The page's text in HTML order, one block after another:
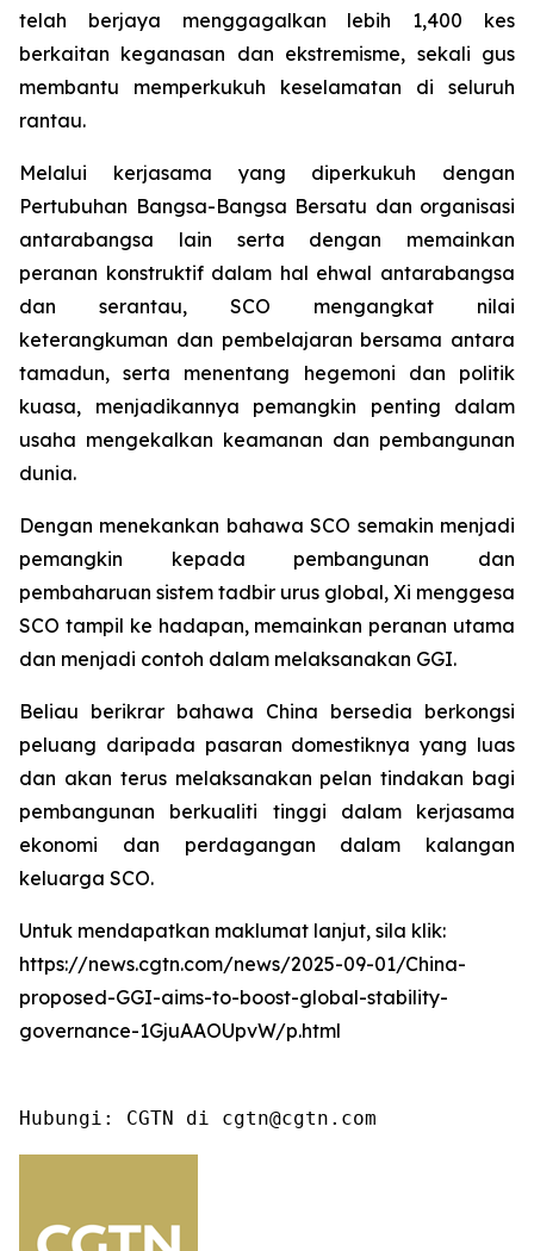
telah berjaya menggagalkan lebih 1,400 kes
berkaitan keganasan dan ekstremisme, sekali gus
membantu memperkukuh keselamatan di seluruh
rantau.
Melalui kerjasama yang diperkukuh dengan
Pertubuhan Bangsa-Bangsa Bersatu dan organisasi
antarabangsa lain serta dengan memainkan
peranan konstruktif dalam hal ehwal antarabangsa
dan serantau, SCO mengangkat nilai
keterangkuman dan pembelajaran bersama antara
tamadun, serta menentang hegemoni dan politik
kuasa, menjadikannya pemangkin penting dalam
usaha mengekalkan keamanan dan pembangunan
dunia.
Dengan menekankan bahawa SCO semakin menjadi
pemangkin kepada pembangunan dan
pembaharuan sistem tadbir urus global, Xi menggesa
SCO tampil ke hadapan, memainkan peranan utama
dan menjadi contoh dalam melaksanakan GGI.
Beliau berikrar bahawa China bersedia berkongsi
peluang daripada pasaran domestiknya yang luas
dan akan terus melaksanakan pelan tindakan bagi
pembangunan berkualiti tinggi dalam kerjasama
ekonomi dan perdagangan dalam kalangan
keluarga SCO.
Untuk mendapatkan maklumat lanjut, sila klik:
https://news.cgtn.com/news/2025-09-01/China-
proposed-GGI-aims-to-boost-global-stability-
governance-1GjuAAOUpvW/p.html
Hubungi: CGTN di cgtn@cgtn.com